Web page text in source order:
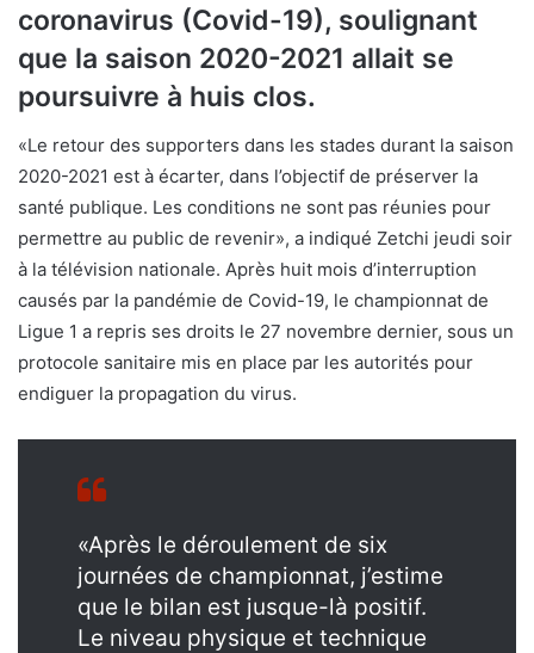
coronavirus (Covid-19), soulignant
que la saison 2020-2021 allait se
poursuivre à huis clos.
«Le retour des supporters dans les stades durant la saison
2020-2021 est à écarter, dans l’objectif de préserver la
santé publique. Les conditions ne sont pas réunies pour
permettre au public de revenir», a indiqué Zetchi jeudi soir
à la télévision nationale. Après huit mois d’interruption
causés par la pandémie de Covid-19, le championnat de
Ligue 1 a repris ses droits le 27 novembre dernier, sous un
protocole sanitaire mis en place par les autorités pour
endiguer la propagation du virus.
«Après le déroulement de six
journées de championnat, j’estime
que le bilan est jusque-là positif.
Le niveau physique et technique